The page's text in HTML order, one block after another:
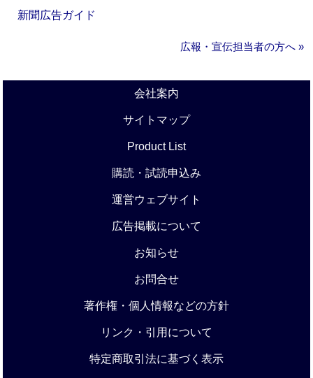
新聞広告ガイド
広報・宣伝担当者の方へ »
会社案内
サイトマップ
Product List
購読・試読申込み
運営ウェブサイト
広告掲載について
お知らせ
お問合せ
著作権・個人情報などの方針
リンク・引用について
特定商取引法に基づく表示